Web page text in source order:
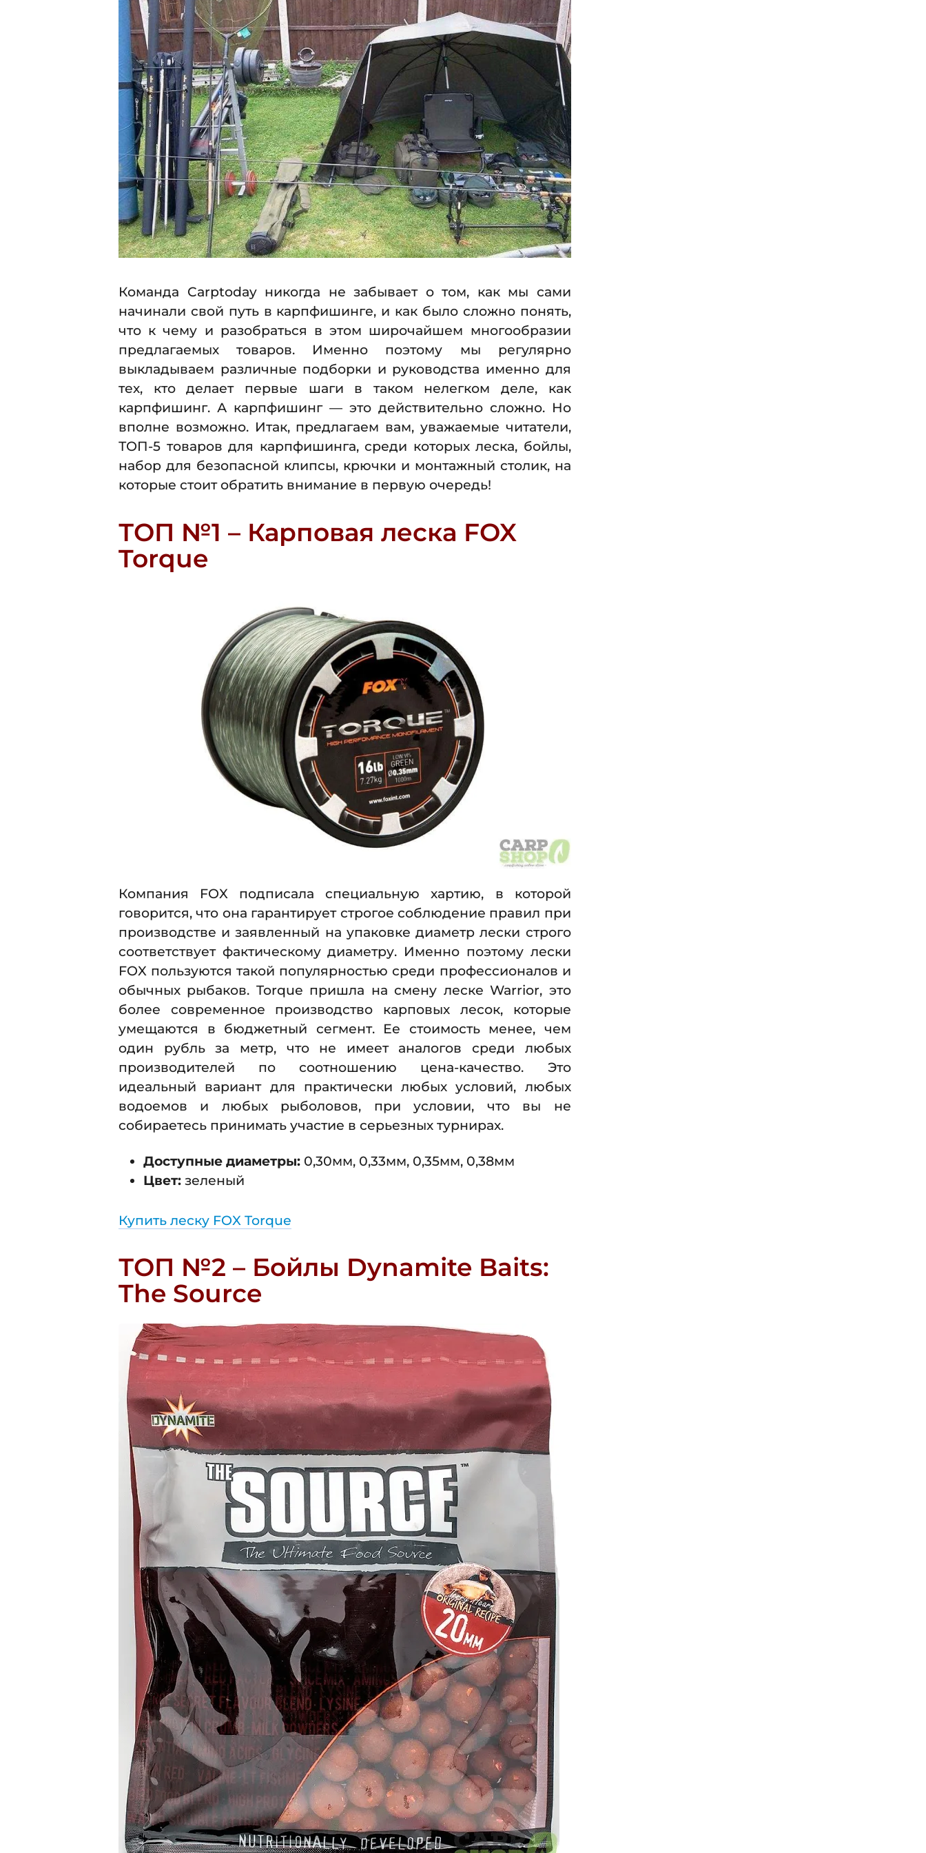
0
1
7
Команда Carptoday никогда не забывает о том, как мы сами
начинали свой путь в карпфишинге, и как было сложно понять,
что к чему и разобраться в этом широчайшем многообразии
предлагаемых товаров. Именно поэтому мы регулярно
выкладываем различные подборки и руководства именно для
тех, кто делает первые шаги в таком нелегком деле, как
карпфишинг. А карпфишинг — это действительно сложно. Но
вполне возможно. Итак, предлагаем вам, уважаемые читатели,
ТОП-5 товаров для карпфишинга, среди которых леска, бойлы,
набор для безопасной клипсы, крючки и монтажный столик, на
которые стоит обратить внимание в первую очередь!
ТОП №1 – Карповая леска FOX
Torque
Компания FOX подписала специальную хартию, в которой
говорится, что она гарантирует строгое соблюдение правил при
производстве и заявленный на упаковке диаметр лески строго
соответствует фактическому диаметру. Именно поэтому лески
FOX пользуются такой популярностью среди профессионалов и
обычных рыбаков. Torque пришла на смену леске Warrior, это
более современное производство карповых лесок, которые
умещаются в бюджетный сегмент. Ее стоимость менее, чем
один рубль за метр, что не имеет аналогов среди любых
производителей по соотношению цена-качество. Это
идеальный вариант для практически любых условий, любых
водоемов и любых рыболовов, при условии, что вы не
собираетесь принимать участие в серьезных турнирах.
Доступные диаметры:0,30мм, 0,33мм, 0,35мм, 0,38мм
Цвет:зеленый
Купить леску FOX Torque
ТОП №2 – Бойлы Dynamite Baits:
The Source